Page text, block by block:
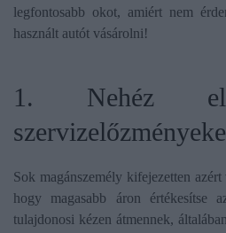
legfontosabb okot, amiért nem
használt autót vásárolni!
1. Nehéz
Sok magánszemély kifejezetten
hogy magasabb áron értékesítse
tulajdonosi kézen átmennek,